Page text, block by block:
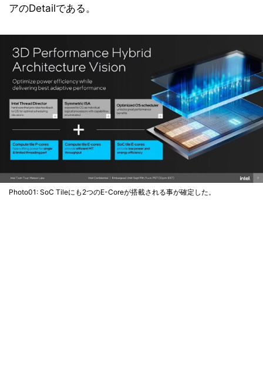
アのDetailである。
Photo01: SoC Tileにも2つのE-Coreが搭載される事が確定した。